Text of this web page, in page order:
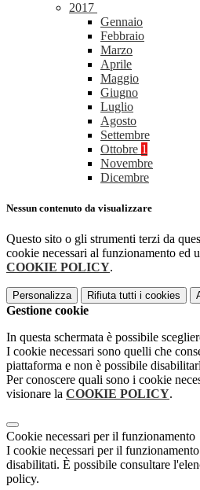
2017
Gennaio
Febbraio
Marzo
Aprile
Maggio
Giugno
Luglio
Agosto
Settembre
Ottobre 1
Novembre
Dicembre
Nessun contenuto da visualizzare
Questo sito o gli strumenti terzi da
cookie necessari al funzionamento ed
COOKIE POLICY.
Personalizza Rifiuta tutti i cookies
Gestione cookie
In questa schermata è possibile
I cookie necessari sono quelli che
piattaforma e non è possibile
Per conoscere quali sono i cookie
visionare la COOKIE POLICY.
Cookie necessari per il funzionamento
I cookie necessari per il
disabilitati. È possibile consultare
policy.